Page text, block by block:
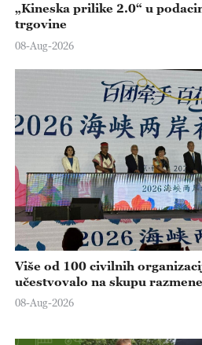
„Kineska prilike 2.0“ u
trgovine
08-Aug-2026
Više od 100 civilnih
učestvovalo na skupu
08-Aug-2026